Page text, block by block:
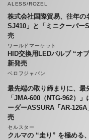
ALESS/ROZEL
株式会社国際貿易、往年の
SJ410」と「ミニクーパー
売
ワールドマーケット
HID交換用LEDバルブ “オ
新発売
ベロフジャパン
最先端の取り締まりに、最
「JMA-600（NTG-962）
ーダーASSURA「AR-
売
セルスター
クルマの “走り” を極める